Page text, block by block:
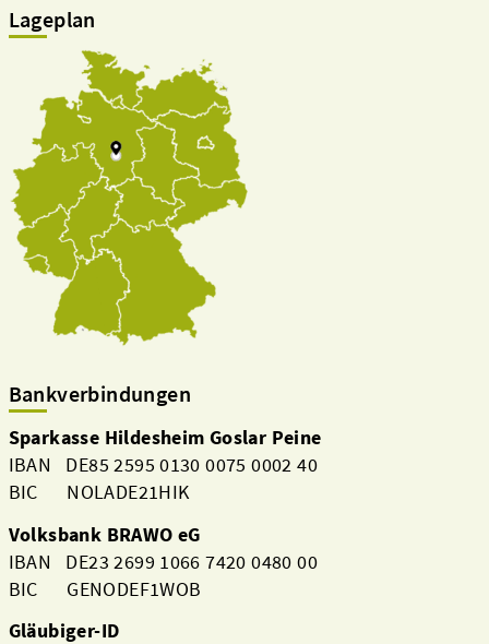
Lageplan
Bankverbindungen
Sparkasse Hildesheim Goslar Peine
IBAN DE85 2595 0130 0075 0002 40
BIC NOLADE21HIK
Volksbank BRAWO eG
IBAN DE23 2699 1066 7420 0480 00
BIC GENODEF1WOB
Gläubiger-ID